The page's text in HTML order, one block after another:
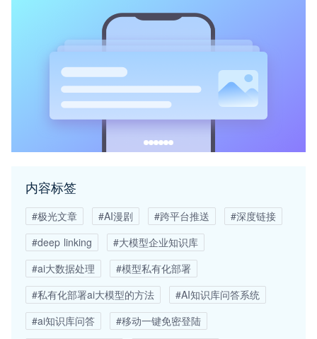
内容标签
#极光文章 #AI漫剧 #跨平台推送
#深度链接
#deep linking
#大模型企业知识库
#ai大数据处理
#模型私有化部署
#私有化部署ai大模型的方法
#AI知识库问答系统
#ai知识库问答
#移动一键免密登陆